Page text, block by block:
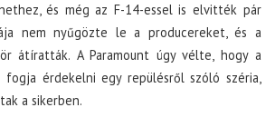
és még az F-14-essel is elvitték pár
nem nyűgözte le a producereket, és a
átíratták. A Paramount úgy vélte, hogy a
fogja érdekelni egy repülésről szóló széria,
a sikerben.